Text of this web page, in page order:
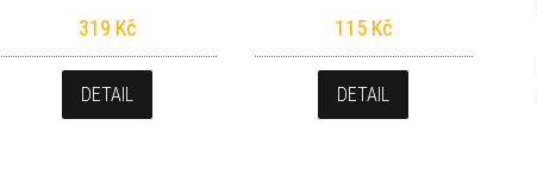
319 Kč
DETAIL
115 Kč
DETAIL